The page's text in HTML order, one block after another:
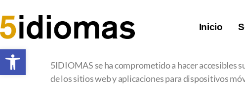
Abrir barra de herramientas
Inicio
5IDIOMAS se ha comprometido a hacer accesibles
de los sitios web y aplicaciones para dispositivos